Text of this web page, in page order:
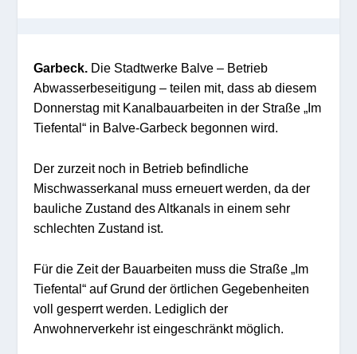
Garbeck. Die Stadtwerke Balve – Betrieb
Abwasserbeseitigung – teilen mit, dass ab diesem
Donnerstag mit Kanalbauarbeiten in der Straße „Im
Tiefental“ in Balve-Garbeck begonnen wird.
Der zurzeit noch in Betrieb befindliche
Mischwasserkanal muss erneuert werden, da der
bauliche Zustand des Altkanals in einem sehr
schlechten Zustand ist.
Für die Zeit der Bauarbeiten muss die Straße „Im
Tiefental“ auf Grund der örtlichen Gegebenheiten
voll gesperrt werden. Lediglich der
Anwohnerverkehr ist eingeschränkt möglich.